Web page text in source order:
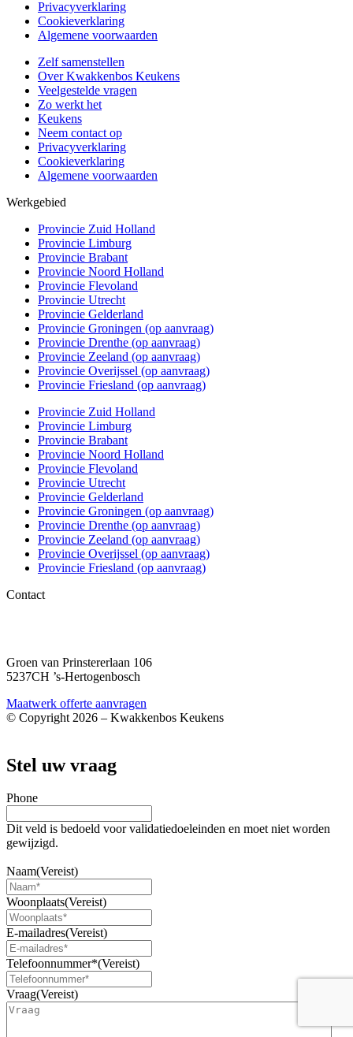
Privacyverklaring
Cookieverklaring
Algemene voorwaarden
Zelf samenstellen
Over Kwakkenbos Keukens
Veelgestelde vragen
Zo werkt het
Keukens
Neem contact op
Privacyverklaring
Cookieverklaring
Algemene voorwaarden
Werkgebied
Provincie Zuid Holland
Provincie Limburg
Provincie Brabant
Provincie Noord Holland
Provincie Flevoland
Provincie Utrecht
Provincie Gelderland
Provincie Groningen (op aanvraag)
Provincie Drenthe (op aanvraag)
Provincie Zeeland (op aanvraag)
Provincie Overijssel (op aanvraag)
Provincie Friesland (op aanvraag)
Provincie Zuid Holland
Provincie Limburg
Provincie Brabant
Provincie Noord Holland
Provincie Flevoland
Provincie Utrecht
Provincie Gelderland
Provincie Groningen (op aanvraag)
Provincie Drenthe (op aanvraag)
Provincie Zeeland (op aanvraag)
Provincie Overijssel (op aanvraag)
Provincie Friesland (op aanvraag)
Contact
Groen van Prinstererlaan 106
5237CH ’s-Hertogenbosch
Maatwerk offerte aanvragen
© Copyright 2026 – Kwakkenbos Keukens
Stel uw vraag
Phone
Dit veld is bedoeld voor validatiedoeleinden en moet niet worden
gewijzigd.
Naam(Vereist)
Woonplaats(Vereist)
E-mailadres(Vereist)
Telefoonnummer*(Vereist)
Vraag(Vereist)